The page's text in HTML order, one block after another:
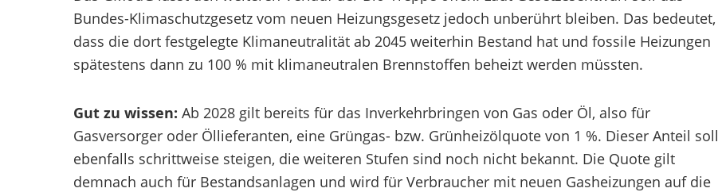
Bundes-Klimaschutzgesetz vom neuen Heizungsgesetz jedoch unberührt bleiben. Das bedeutet,
dass die dort festgelegte Klimaneutralität ab 2045 weiterhin Bestand hat und fossile Heizungen
spätestens dann zu 100 % mit klimaneutralen Brennstoffen beheizt werden müssten.
Gut zu wissen: Ab 2028 gilt bereits für das Inverkehrbringen von Gas oder Öl, also für
Gasversorger oder Öllieferanten, eine Grüngas- bzw. Grünheizölquote von 1 %. Dieser Anteil soll
ebenfalls schrittweise steigen, die weiteren Stufen sind noch nicht bekannt. Die Quote gilt
demnach auch für Bestandsanlagen und wird für Verbraucher mit neuen Gasheizungen auf die